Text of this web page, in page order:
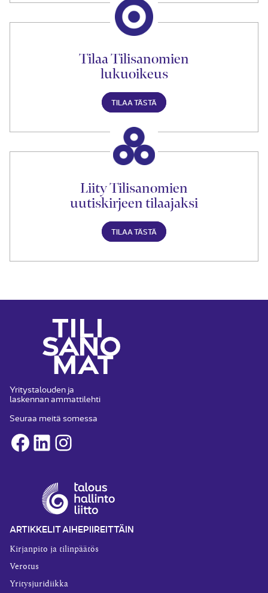
Tilaa Tilisanomien
lukuoikeus
TILAA TÄSTÄ
Liity Tilisanomien
uutiskirjeen tilaajaksi
TILAA TÄSTÄ
Yritystalouden ja
laskennan ammattilehti
Seuraa meitä somessa
Facebook
LinkedInInstagram
ARTIKKELIT AIHEPIIREITTÄIN
Kirjanpito ja tilinpäätös
Verotus
Yritysjuridiikka